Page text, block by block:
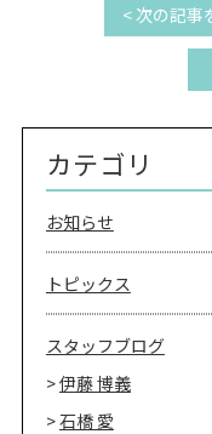
< 次の記事
カテゴリ
お知らせ
トピックス
スタッフブログ
伊藤 博義
石橋 愛